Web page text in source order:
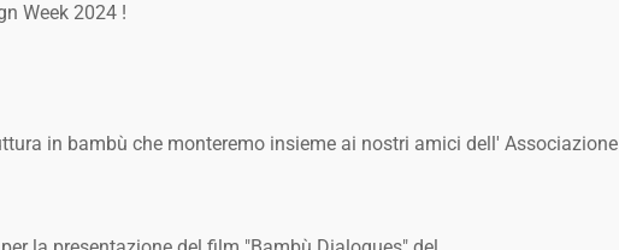
Week 2024 !
in bambù che monteremo insieme ai nostri amici dell' Associazione